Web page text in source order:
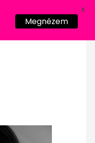
Megnézem
X